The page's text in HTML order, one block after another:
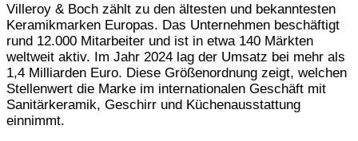
Villeroy & Boch zählt zu den ältesten und bekanntesten
Keramikmarken Europas. Das Unternehmen beschäftigt
rund 12.000 Mitarbeiter und ist in etwa 140 Märkten
weltweit aktiv. Im Jahr 2024 lag der Umsatz bei mehr als
1,4 Milliarden Euro. Diese Größenordnung zeigt, welchen
Stellenwert die Marke im internationalen Geschäft mit
Sanitärkeramik, Geschirr und Küchenausstattung
einnimmt.